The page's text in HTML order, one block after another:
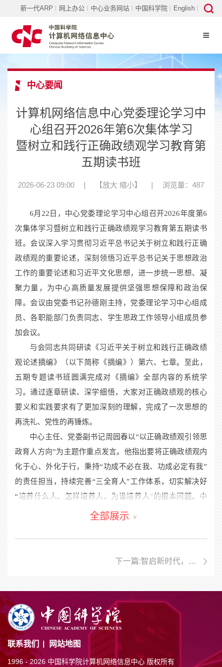
新一代ARP 网上办公 中心业务网站 中国科学院 English
中心要闻
计算机网络信息中心党委理论学习中
心组召开2026年第6次集体学习
暨树立和践行正确政绩观学习教育第
五期读书班
2026-06-23 09:00 【放大 缩小】 浏览量：487
6月 22 日，中心党委理论学习中心组召开2026年度第6
次集体学习暨树立和践行正确政绩观学习教育第五期读书
班。会议深入学习贯彻习近平总书记关于树立和践行正确
政绩观的重要论述，深刻领悟习近平总书记关于思想政治
工作的重要论述和习近平文化思想，进一步统一思想、凝
聚力量，为中心高质量发展提供坚强思想保障和政治保
障。会议由党委书记孙德刚主持，党委理论学习中心组成
员、各职能部门负责同志、 学生思政工作领导小组成员参
加会议。
与会同志共同研读《习近平关于树立和践行正确政绩
观论述摘编》（以下简称《摘编》）第六、七章。至此，
五期专题读书班圆满完成对《摘编》全部内容的系统学
习。通过逐章研读、深学细悟，大家对正确政绩观的核心
要义和实践要求有了更加深刻的理解，完成了一次思想的
再洗礼、党性的再锤炼。
中心主任、党委副书记周园春以“以正确政绩观引领思
政育人方向”为主题作重点发言。他指出要将正确政绩观内
化于心、外化于行，秉持“功成不必在我、功成必定有我”
的责任担当，持续完善“三全育人”工作体系，切实解决好
“培养什么人、怎样培养人、为谁培养人”的根本问题。中
心副主任龙春围绕“以文化人、以文育人”主题，就学习贯
化思想的核心要义，将正确政绩观贯穿育人全流程，深挖
中心特色文化资源，持续引领青年坚定文化自信、筑牢精
政绩观、推进思政建设、深化文化育人等主题深入交流。
大家一致表示，要将正确政绩观内化为思政育人的价值取
向，外化为解决育人难题的行动自觉，以压实“一岗双责”
推动管党治党与立德树人同频共振，注重以文化人，引导
职工和学生树立正确价值导向，确保思政工作见行见效。
全部展示
下一篇:智启新时代，你我皆主角
联系我们 网站地图
1996 -2026 中国科学院计算机网络信息中心 版权所有